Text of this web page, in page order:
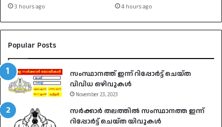
3 hours ago 4 hours ago
Popular Posts
സംസ്ഥാനത്ത് ഇന്ന് റിപ്പോർട്ട് ചെയ്ത
വിവിധ ഒഴിവുകൾ
November 23, 2023
സർക്കാർ തലത്തിൽ സംസ്ഥാനത്ത ഇന്ന്
റിപ്പോർട്ട് ചെയ്ത യിവുകൾ